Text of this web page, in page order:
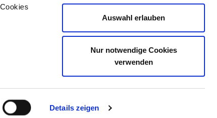
Details zeigen
Auswahl erlauben
Nur notwendige Cookies
verwenden
Impressum Datenschutz